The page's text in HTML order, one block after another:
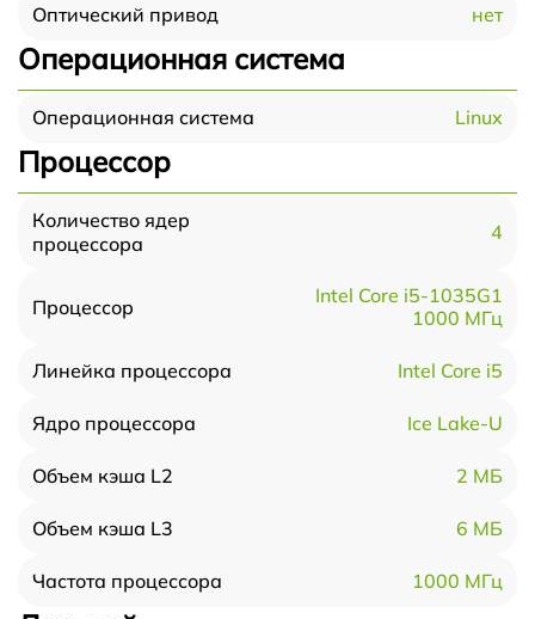
Оптический привод нет
Операционная система
Операционная система Linux
Процессор
Количество ядер
процессора
4
Процессор
Intel Core i5-1035G1
1000 МГц
Линейка процессора Intel Core i5
Ядро процессора Ice Lake-U
Объем кэша L2 2 МБ
Объем кэша L3 6 МБ
Частота процессора 1000 МГц